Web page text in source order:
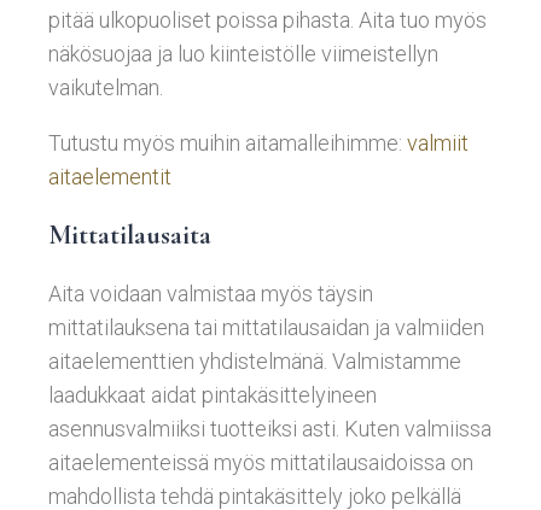
pitää ulkopuoliset poissa pihasta. Aita tuo myös
näkösuojaa ja luo kiinteistölle viimeistellyn
vaikutelman.
Tutustu myös muihin aitamalleihimme: valmiit
aitaelementit
Mittatilausaita
Aita voidaan valmistaa myös täysin
mittatilauksena tai mittatilausaidan ja valmiiden
aitaelementtien yhdistelmänä. Valmistamme
laadukkaat aidat pintakäsittelyineen
asennusvalmiiksi tuotteiksi asti. Kuten valmiissa
aitaelementeissä myös mittatilausaidoissa on
mahdollista tehdä pintakäsittely joko pelkällä